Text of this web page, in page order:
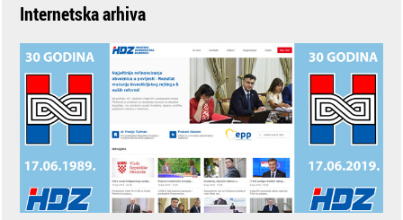
Internetska arhiva